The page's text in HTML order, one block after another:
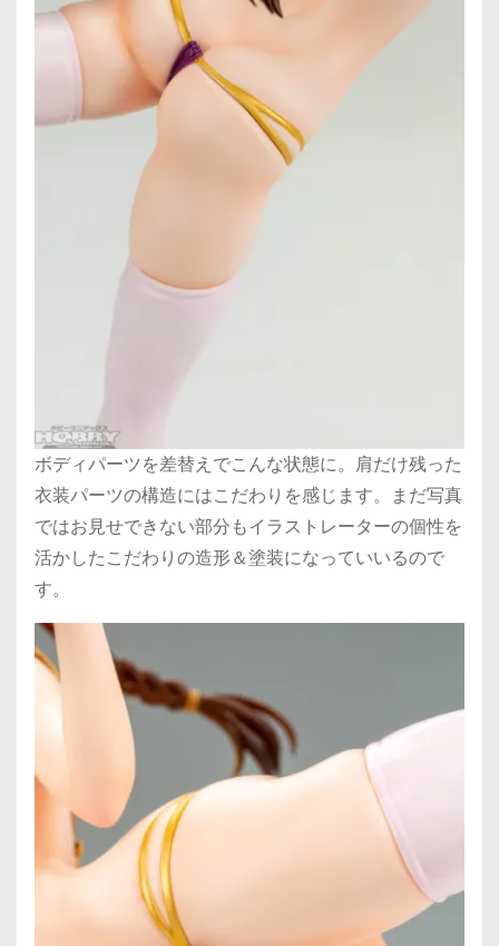
ボディパーツを差替えでこんな状態に。肩だけ残った
衣装パーツの構造にはこだわりを感じます。まだ写真
ではお見せできない部分もイラストレーターの個性を
活かしたこだわりの造形＆塗装になっていいるので
す。